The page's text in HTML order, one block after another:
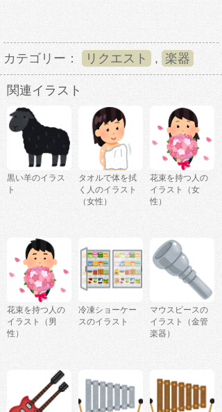
カテゴリー： リクエスト , 楽器
関連イラスト
黒い羊のイラス
ト
タオルで体を拭
く人のイラスト
（女性）
花束を持つ人の
イラスト（女
性）
花束を持つ人の
イラスト（男
性）
冷凍ショーケー
スのイラスト
マウスピースの
イラスト（金管
楽器）